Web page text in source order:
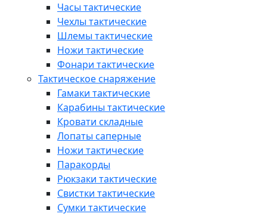
Часы тактические
Чехлы тактические
Шлемы тактические
Ножи тактические
Фонари тактические
Тактическое снаряжение
Гамаки тактические
Карабины тактические
Кровати складные
Лопаты саперные
Ножи тактические
Паракорды
Рюкзаки тактические
Свистки тактические
Сумки тактические